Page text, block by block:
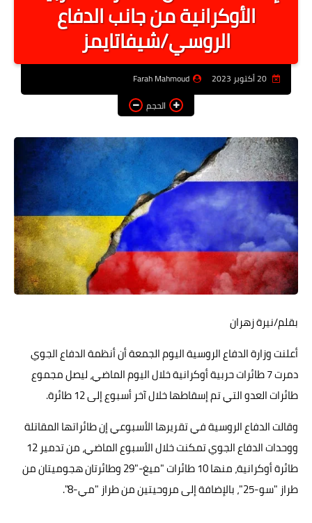
أخبار الرياصة
الطب البديل
منوعات
خدمات
اخبار فنيه
التعليم
الصحه
الطقس
معلومه قانونيه
خدمات
الصحه والجمال
فن المطبخ
مقالات
الأوكرانية من جانب الدفاع
الروسي/شيفاتايمز
20 أكتوبر 2023
Farah Mahmoud
الحجم
بقلم/نيرة زهران
أعلنت وزارة الدفاع الروسية اليوم الجمعة أن أنظمة الدفاع الجوي
دمرت 7 طائرات حربية أوكرانية خلال اليوم الماضي، ليصل مجموع
طائرات العدو التي تم إسقاطها خلال آخر أسبوع إلى 12 طائرة.
وقالت الدفاع الروسية في تقريرها الأسبوعي إن طائراتها المقاتلة
ووحدات الدفاع الجوي تمكنت خلال الأسبوع الماضي، من تدمير 12
طائرة أوكرانية، منها 10 طائرات "ميغ-"29 وطائرتان هجوميتان من
طراز "سو-25"، بالإضافة إلى مروحيتين من طراز "مي-8".